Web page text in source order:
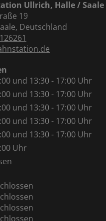
Ullrich, Halle / Saale
19
Deutschland
und 13:30 - 17:00 Uhr
und 13:30 - 17:00 Uhr
und 13:30 - 17:00 Uhr
und 13:30 - 17:00 Uhr
und 13:30 - 17:00 Uhr
Uhr